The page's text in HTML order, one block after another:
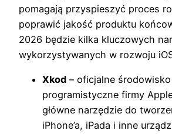
pomagają przyspieszyć proces
poprawić jakość produktu
2026 będzie kilka kluczowych
wykorzystywanych w rozwoju
Xkod – oficjalne środowisko
programistyczne firmy
główne narzędzie do
iPhone’a, iPada i inne